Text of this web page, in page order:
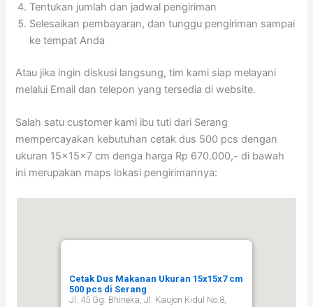
Tentukan jumlah dan jadwal pengiriman
Selesaikan pembayaran, dan tunggu pengiriman sampai
ke tempat Anda
Atau jika ingin diskusi langsung, tim kami siap melayani
melalui Email dan telepon yang tersedia di website.
Salah satu customer kami ibu tuti dari Serang
mempercayakan kebutuhan cetak dus 500 pcs dengan
ukuran 15x15x7 cm denga harga Rp 670.000,- di bawah
ini merupakan maps lokasi pengirimannya:
Cetak Dus Makanan Ukuran 15x15x7 cm
500 pcs di Serang
Jl. 45 Gg. Bhineka, Jl. Kaujon Kidul No.8,